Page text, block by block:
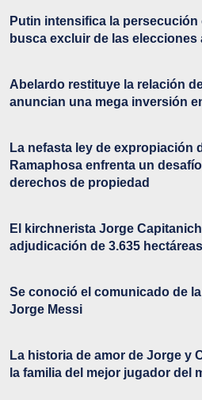
Putin intensifica la
busca excluir de las
Abelardo restituye la relación
anuncian una mega inversión
La nefasta ley de expropiación
Ramaphosa enfrenta un
derechos de propiedad
El kirchnerista Jorge
adjudicación de 3.635
Se conoció el comunicado de
Jorge Messi
La historia de amor de Jorge y
la familia del mejor jugador del